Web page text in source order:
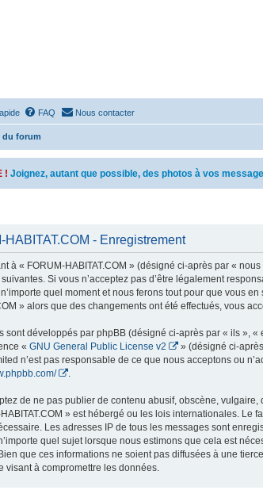
FAQ Nous contacter
du forum
! Joignez, autant que possible, des photos à vos
HABITAT.COM - Enregistrement
à « FORUM-HABITAT.COM » (désigné ci-après par «
Si vous n’acceptez pas d’être légalement
quel moment et nous ferons tout pour que vous
» alors que des changements ont été effectués, vous
sont développés par phpBB (désigné ci-après par « ils »,
« GNU General Public License v2 » (désigné ci-
n’est pas responsable de ce que nous acceptons ou
.
de ne pas publier de contenu abusif, obscène,
» est hébergé ou les lois internationales. Le
Les adresses IP de tous les messages sont
quel sujet lorsque nous estimons que cela est
que ces informations ne soient pas diffusées à une
visant à compromettre les données.